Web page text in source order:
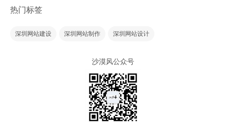
热门标签
深圳网站建设 深圳网站制作 深圳网站设计
沙漠风公众号